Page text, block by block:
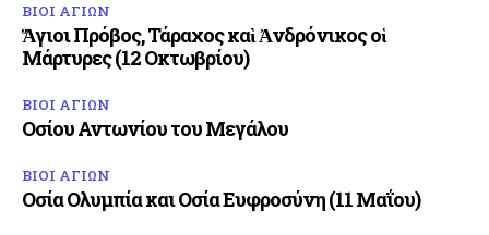
ΒΙΟΙ ΑΓΙΩΝ
Ἅγιοι Πρόβος, Τάραχος καὶ Ἀνδρόνικος οἱ
Μάρτυρες (12 Οκτωβρίου)
ΒΙΟΙ ΑΓΙΩΝ
Οσίου Αντωνίου του Μεγάλου
ΒΙΟΙ ΑΓΙΩΝ
Οσία Ολυμπία και Οσία Ευφροσύνη (11 Μαΐου)